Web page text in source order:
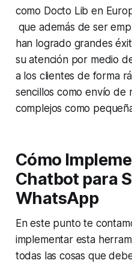
como Docto Lib en
que además de ser
han logrado grandes
su atención por medio
a los clientes de forma
sencillos como envío de
complejos como
Cómo
Chatbot para
WhatsApp
En este punto te
implementar esta
todas las cosas que